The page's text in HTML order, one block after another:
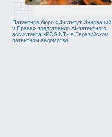
Патентное бюро «Институт Инноваций
и Права» представило AI-патентного
ассистента «POSINT» в Евразийском
патентном ведомстве